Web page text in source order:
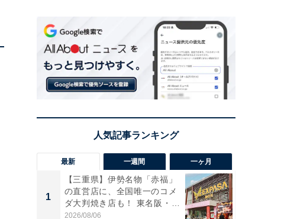
最新 一週間 一ヶ月
1
【三重県】伊勢名物「赤福」
の直営店に、全国唯一のコメ
ダ大判焼き店も！ 東名阪・
伊...
2026/08/06